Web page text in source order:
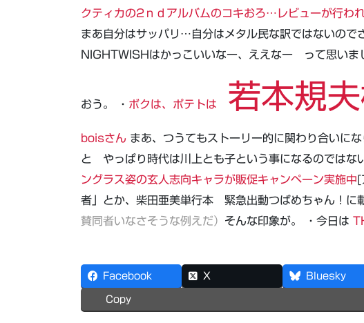
クティカの2ｎｄアルバムのコキおろ…レビューが行われ
まあ自分はサッパリ…自分はメタル民な訳ではないので
NIGHTWISHはかっこいいなー、ええなー って思い
おう。 ・ ボクは、ポテトは 若本規
boisさん まあ、つうてもストーリー的に関わり合いに
と やっぱり時代は川上とも子という事になるのではな
ングラス姿の玄人志向キャラが販促キャンペーン実施中 [
者」とか、柴田亜美単行本 緊急出動つばめちゃん！に
賛同者いなさそうな例えだ） そんな印象が。 ・今日は
Facebook X Bluesky
Copy